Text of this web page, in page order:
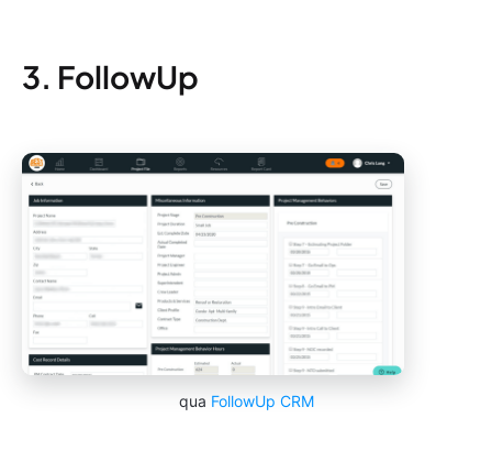
3. FollowUp
qua FollowUp CRM